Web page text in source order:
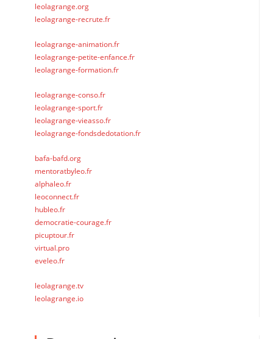
leolagrange.org
leolagrange-recrute.fr
leolagrange-animation.fr
leolagrange-petite-enfance.fr
leolagrange-formation.fr
leolagrange-conso.fr
leolagrange-sport.fr
leolagrange-vieasso.fr
leolagrange-fondsdedotation.fr
bafa-bafd.org
mentoratbyleo.fr
alphaleo.fr
leoconnect.fr
hubleo.fr
democratie-courage.fr
picuptour.fr
virtual.pro
eveleo.fr
leolagrange.tv
leolagrange.io